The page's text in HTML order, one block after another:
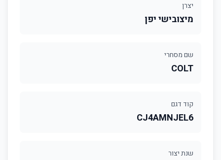
יצרן
מיצובישי יפן
שם מסחרי
COLT
קוד דגם
CJ4AMNJEL6
שנת יצור